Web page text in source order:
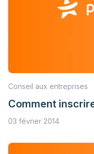
Conseil aux entreprises
Comment
03 février 2014